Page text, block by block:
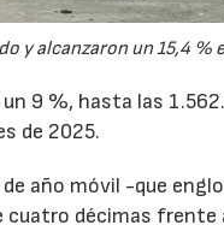
y alcanzaron un 15,4 %
9 %, hasta las
de 2025.
año móvil -que
décimas frente